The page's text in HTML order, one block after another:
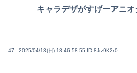
キャラデザがすげーアニ
47 : 2025/04/13(日) 18:46:58.55 ID:8Jrz9K2r0